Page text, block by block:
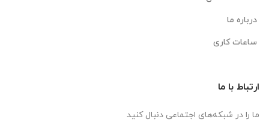
درباره ما
ساعات کاری
ارتباط با ما
ما را در شبکه‌های اجتماعی دنبال کنید